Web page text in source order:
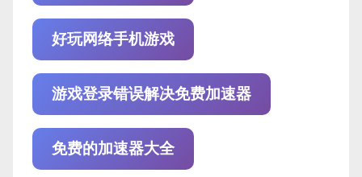
好玩网络手机游戏
游戏登录错误解决免费加速器
免费的加速器大全